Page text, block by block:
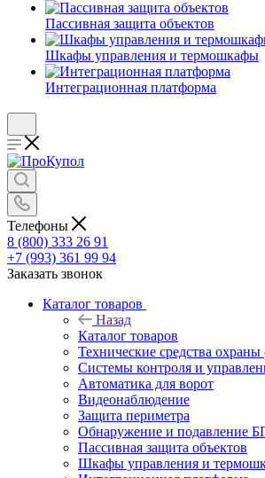
Пассивная защита объектов
Шкафы управления и термошкафы
Интеграционная платформа
Телефоны
8 (800) 333 26 91
+7 (993) 361 99 94
Заказать звонок
Каталог товаров
Назад
Каталог товаров
Технические средства
Системы контроля и
Автоматика для ворот
Видеонаблюдение
Защита периметра
Обнаружение и подавление
Пассивная защита объектов
Шкафы управления и